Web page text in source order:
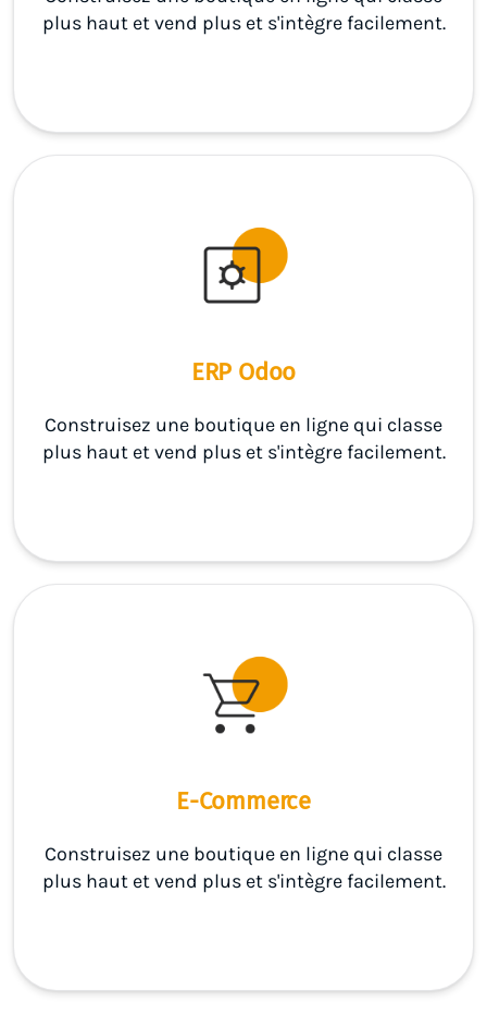
plus haut et vend plus et s'intègre facilement.
ERP Odoo
Construisez une boutique en ligne qui classe
plus haut et vend plus et s'intègre facilement.
E-Commerce
Construisez une boutique en ligne qui classe
plus haut et vend plus et s'intègre facilement.